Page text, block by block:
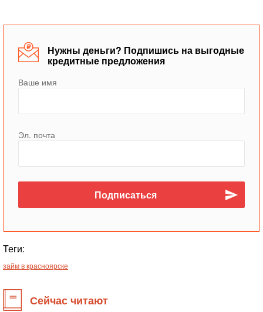
Нужны деньги? Подпишись на выгодные
кредитные предложения
Ваше имя
Эл. почта
Теги:
займ в красноярске
Сейчас читают